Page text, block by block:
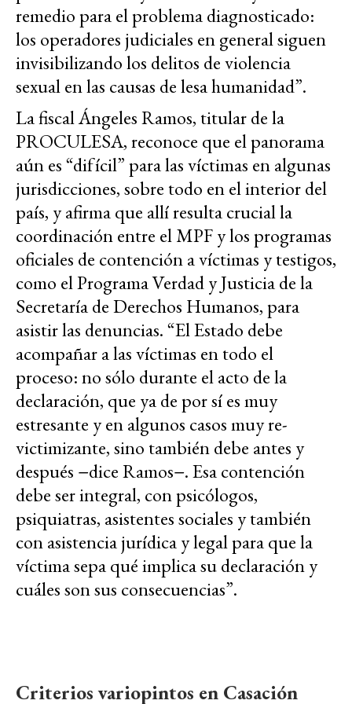
remedio para el problema diagnosticado:
los operadores judiciales en general siguen
invisibilizando los delitos de violencia
sexual en las causas de lesa humanidad”.
La fiscal Ángeles Ramos, titular de la
PROCULESA, reconoce que el panorama
aún es “difícil” para las víctimas en algunas
jurisdicciones, sobre todo en el interior del
país, y afirma que allí resulta crucial la
coordinación entre el MPF y los programas
oficiales de contención a víctimas y testigos,
como el Programa Verdad y Justicia de la
Secretaría de Derechos Humanos, para
asistir las denuncias. “El Estado debe
acompañar a las víctimas en todo el
proceso: no sólo durante el acto de la
declaración, que ya de por sí es muy
estresante y en algunos casos muy re-
victimizante, sino también debe antes y
después −dice Ramos−. Esa contención
debe ser integral, con psicólogos,
psiquiatras, asistentes sociales y también
con asistencia jurídica y legal para que la
víctima sepa qué implica su declaración y
cuáles son sus consecuencias”.
Criterios variopintos en Casación